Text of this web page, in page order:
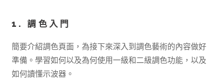
1. 調色入門
簡要介紹調色頁面，為接下來深入到調色藝術的內容做好
準備。學習如何以及為何使用一級和二級調色功能，以及
如何讀懂示波器。